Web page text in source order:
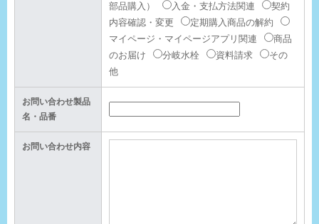
部品購入）
入金・支払方法関連
契約
内容確認・変更
定期購入商品の解約
マイページ・マイページアプリ関連
商品
のお届け
分岐水栓 資料請求
その
他
お問い合わせ製品
名・品番
お問い合わせ内容